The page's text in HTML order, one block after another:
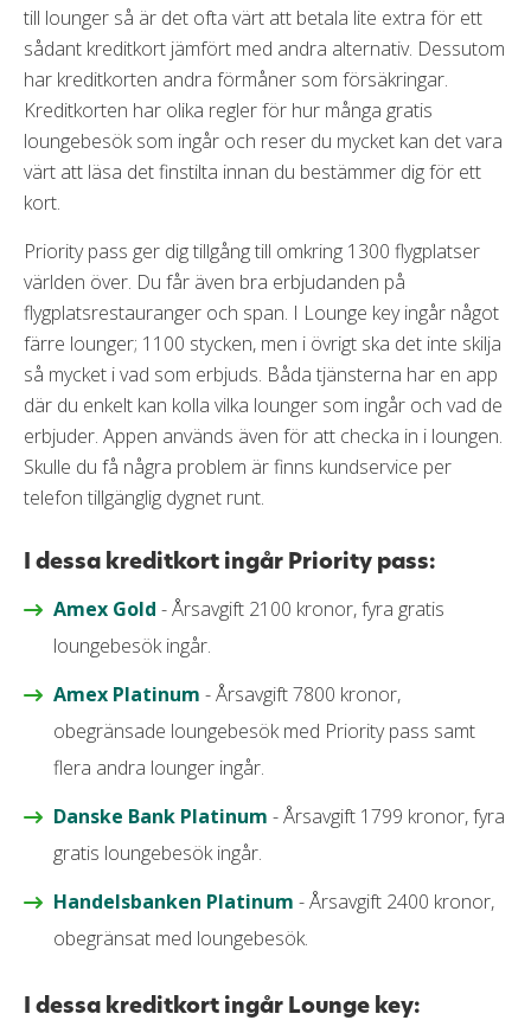
till lounger så är det ofta värt att betala lite extra för ett
sådant kreditkort jämfört med andra alternativ. Dessutom
har kreditkorten andra förmåner som försäkringar.
Kreditkorten har olika regler för hur många gratis
loungebesök som ingår och reser du mycket kan det vara
värt att läsa det finstilta innan du bestämmer dig för ett
kort.
Priority pass ger dig tillgång till omkring 1300 flygplatser
världen över. Du får även bra erbjudanden på
flygplatsrestauranger och span. I Lounge key ingår något
färre lounger; 1100 stycken, men i övrigt ska det inte skilja
så mycket i vad som erbjuds. Båda tjänsterna har en app
där du enkelt kan kolla vilka lounger som ingår och vad de
erbjuder. Appen används även för att checka in i loungen.
Skulle du få några problem är finns kundservice per
telefon tillgänglig dygnet runt.
I dessa kreditkort ingår Priority pass:
Amex Gold - Årsavgift 2100 kronor, fyra gratis
loungebesök ingår.
Amex Platinum - Årsavgift 7800 kronor,
obegränsade loungebesök med Priority pass samt
flera andra lounger ingår.
Danske Bank Platinum - Årsavgift 1799 kronor, fyra
gratis loungebesök ingår.
Handelsbanken Platinum - Årsavgift 2400 kronor,
obegränsat med loungebesök.
I dessa kreditkort ingår Lounge key: